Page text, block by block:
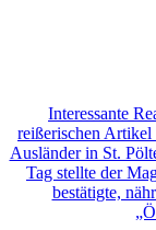
Interessante
reißerischen Artikel
Ausländer in St.
Tag stellte der
bestätigte,